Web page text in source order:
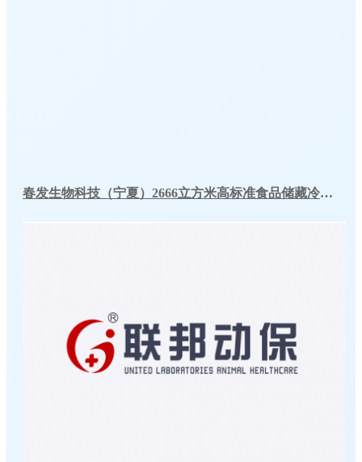
春发生物科技（宁夏）2666立方米高标准食品储藏冷库工程案例